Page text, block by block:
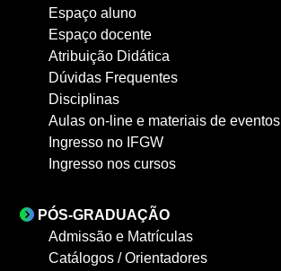
Espaço aluno
Espaço docente
Atribuição Didática
Dúvidas Frequentes
Disciplinas
Aulas on-line e materiais de eventos
Ingresso no IFGW
Ingresso nos cursos
PÓS-GRADUAÇÃO
Admissão e Matrículas
Catálogos / Orientadores